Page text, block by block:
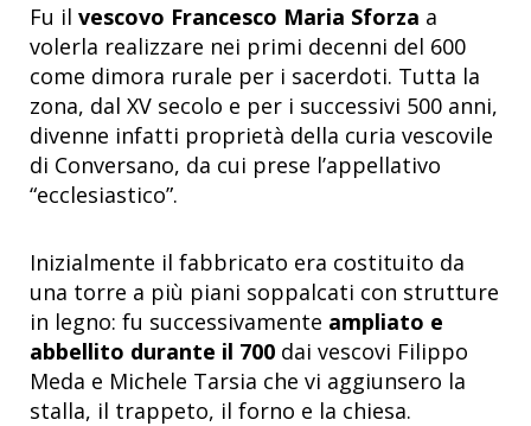
Fu il vescovo Francesco Maria Sforza a
volerla realizzare nei primi decenni del 600
come dimora rurale per i sacerdoti. Tutta la
zona, dal XV secolo e per i successivi 500 anni,
divenne infatti proprietà della curia vescovile
di Conversano, da cui prese l’appellativo
“ecclesiastico”.
Inizialmente il fabbricato era costituito da
una torre a più piani soppalcati con strutture
in legno: fu successivamente ampliato e
abbellito durante il 700 dai vescovi Filippo
Meda e Michele Tarsia che vi aggiunsero la
stalla, il trappeto, il forno e la chiesa.